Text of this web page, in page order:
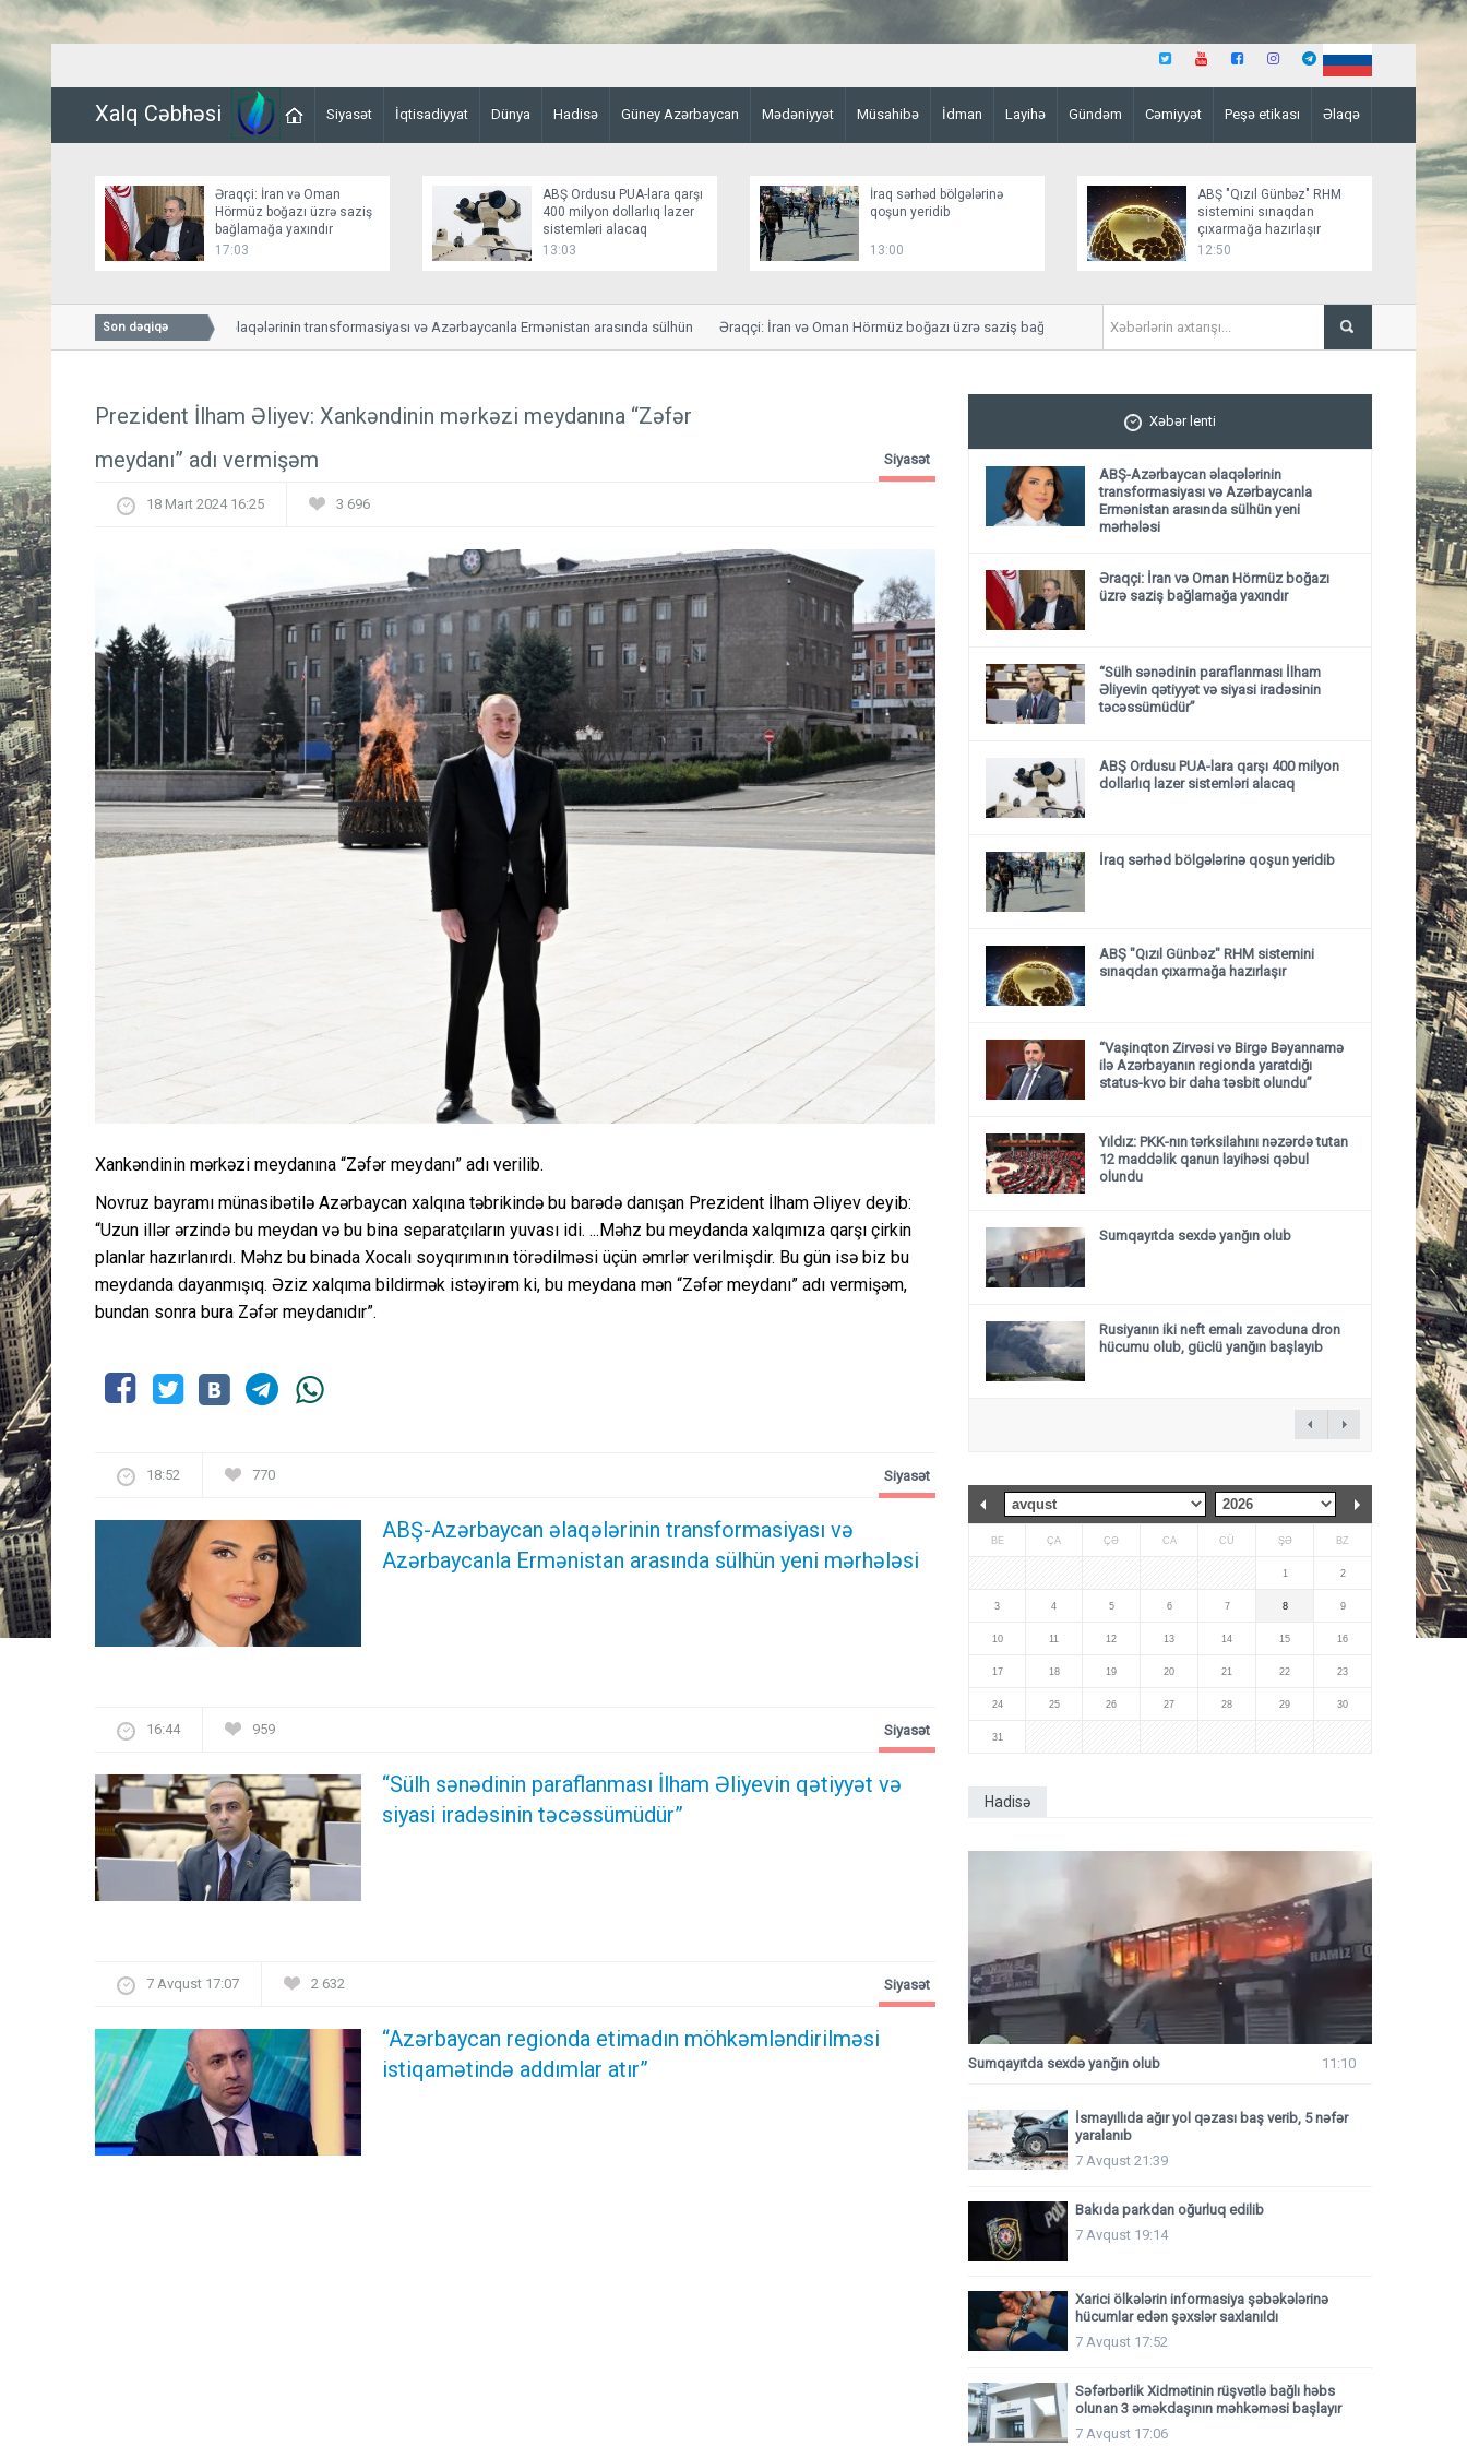
Xalq Cəbhəsi Siyasət İqtisadiyyat Dünya Hadisə Güney Azərbaycan Mədəniyyət Müsahibə İdman Layihə Gündəm Cəmiyyət Peşə etikası Əlaqə
Əraqçi: İran və Oman
Hörmüz boğazı üzrə saziş
bağlamağa yaxındır
17:03
ABŞ Ordusu PUA-lara qarşı
400 milyon dollarlıq lazer
sistemləri alacaq
13:03
İraq sərhəd bölgələrinə
qoşun yeridib
13:00
ABŞ "Qızıl Günbəz" RHM
sistemini sınaqdan
çıxarmağa hazırlaşır
12:50
Son dəqiqə
ABŞ-Azərbaycan əlaqələrinin transformasiyası və Azərbaycanla Ermənistan arasında sülhün
yeni mərhələsi
Əraqçi: İran və Oman Hörmüz boğazı üzrə saziş bağlamağa yaxındır “Sülh sənədinin
Prezident İlham Əliyev: Xankəndinin mərkəzi meydanına “Zəfər
meydanı” adı vermişəm
Siyasət
18 Mart 2024 16:25 3 696
Xankəndinin mərkəzi meydanına “Zəfər meydanı” adı verilib.
Novruz bayramı münasibətilə Azərbaycan xalqına təbrikində bu barədə danışan Prezident İlham Əliyev deyib:
“Uzun illər ərzində bu meydan və bu bina separatçıların yuvası idi. ...Məhz bu meydanda xalqımıza qarşı çirkin
planlar hazırlanırdı. Məhz bu binada Xocalı soyqırımının törədilməsi üçün əmrlər verilmişdir. Bu gün isə biz bu
meydanda dayanmışıq. Əziz xalqıma bildirmək istəyirəm ki, bu meydana mən “Zəfər meydanı” adı vermişəm,
bundan sonra bura Zəfər meydanıdır”.
18:52 770
ABŞ-Azərbaycan əlaqələrinin transformasiyası və
Azərbaycanla Ermənistan arasında sülhün yeni mərhələsi
Siyasət
16:44 959
“Sülh sənədinin paraflanması İlham Əliyevin qətiyyət və
siyasi iradəsinin təcəssümüdür”
Siyasət
7 Avqust 17:07 2 632
“Azərbaycan regionda etimadın möhkəmləndirilməsi
istiqamətində addımlar atır”
Siyasət
Xəbər lenti
ABŞ-Azərbaycan əlaqələrinin
transformasiyası və Azərbaycanla
Ermənistan arasında sülhün yeni
mərhələsi
Əraqçi: İran və Oman Hörmüz boğazı
üzrə saziş bağlamağa yaxındır
“Sülh sənədinin paraflanması İlham
Əliyevin qətiyyət və siyasi iradəsinin
təcəssümüdür”
ABŞ Ordusu PUA-lara qarşı 400 milyon
dollarlıq lazer sistemləri alacaq
İraq sərhəd bölgələrinə qoşun yeridib
ABŞ "Qızıl Günbəz" RHM sistemini
sınaqdan çıxarmağa hazırlaşır
“Vaşinqton Zirvəsi və Birgə Bəyannamə
ilə Azərbayanın regionda yaratdığı
status-kvo bir daha təsbit olundu”
Yıldız: PKK-nın tərksilahını nəzərdə tutan
12 maddəlik qanun layihəsi qəbul
olundu ​​​​​​​
Sumqayıtda sexdə yanğın olub
Rusiyanın iki neft emalı zavoduna dron
hücumu olub, güclü yanğın başlayıb
BE ÇA ÇƏ CA CÜ ŞƏ BZ
1 2
3 4 5 6 7 8 9
10 11 12 13 14 15 16
17 18 19 20 21 22 23
24 25 26 27 28 29 30
31
Hadisə
Sumqayıtda sexdə yanğın olub 11:10
İsmayıllıda ağır yol qəzası baş verib, 5 nəfər
yaralanıb
7 Avqust 21:39
Bakıda parkdan oğurluq edilib
7 Avqust 19:14
Xarici ölkələrin informasiya şəbəkələrinə
hücumlar edən şəxslər saxlanıldı
7 Avqust 17:52
Səfərbərlik Xidmətinin rüşvətlə bağlı həbs
olunan 3 əməkdaşının məhkəməsi başlayır
7 Avqust 17:06